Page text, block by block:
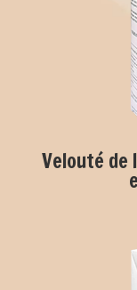
Velouté de